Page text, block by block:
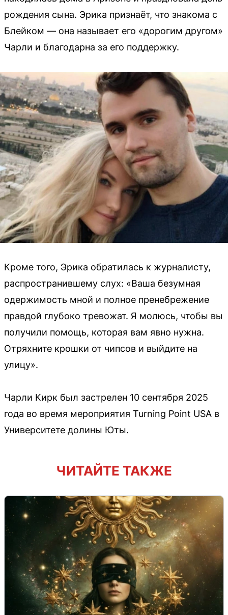
рождения сына. Эрика признаёт, что знакома с
Блейком — она называет его «дорогим другом»
Чарли и благодарна за его поддержку.
Кроме того, Эрика обратилась к журналисту,
распространившему слух: «Ваша безумная
одержимость мной и полное пренебрежение
правдой глубоко тревожат. Я молюсь, чтобы вы
получили помощь, которая вам явно нужна.
Отряхните крошки от чипсов и выйдите на
улицу».
Чарли Кирк был застрелен 10 сентября 2025
года во время мероприятия Turning Point USA в
Университете долины Юты.
ЧИТАЙТЕ ТАКЖЕ